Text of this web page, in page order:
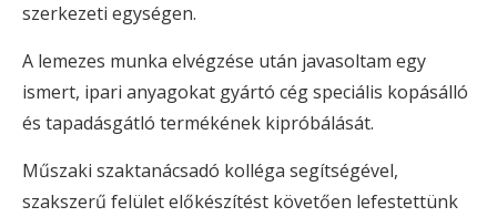
szerkezeti egységen.
A lemezes munka elvégzése után javasoltam egy
ismert, ipari anyagokat gyártó cég speciális kopásálló
és tapadásgátló termékének kipróbálását.
Műszaki szaktanácsadó kolléga segítségével,
szakszerű felület előkészítést követően lefestettünk